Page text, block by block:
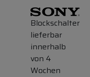
Blockschalter
lieferbar
innerhalb
von 4
Wochen